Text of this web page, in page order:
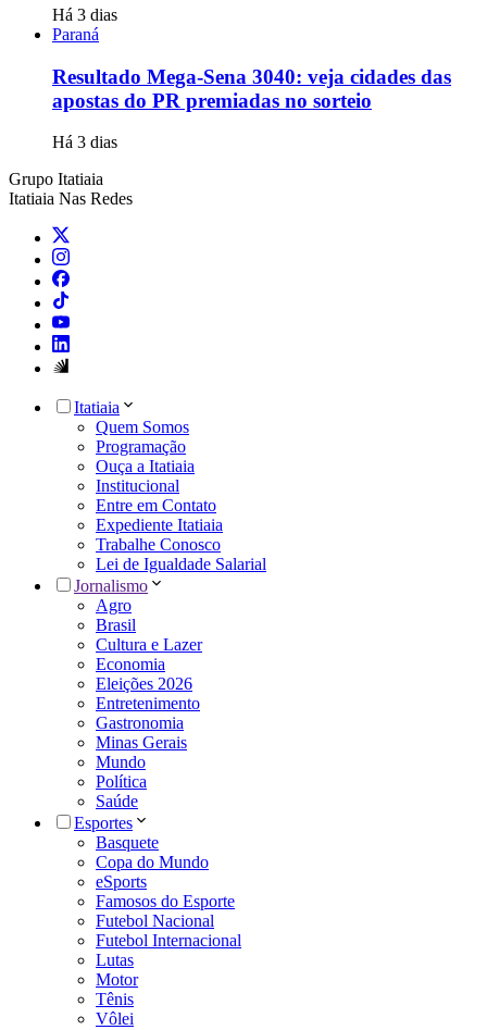
Há 3 dias
Paraná
Resultado Mega-Sena 3040: veja cidades das
apostas do PR premiadas no sorteio
Há 3 dias
Grupo Itatiaia
Itatiaia Nas Redes
Itatiaia
Quem Somos
Programação
Ouça a Itatiaia
Institucional
Entre em Contato
Expediente Itatiaia
Trabalhe Conosco
Lei de Igualdade Salarial
Jornalismo
Agro
Brasil
Cultura e Lazer
Economia
Eleições 2026
Entretenimento
Gastronomia
Minas Gerais
Mundo
Política
Saúde
Esportes
Basquete
Copa do Mundo
eSports
Famosos do Esporte
Futebol Nacional
Futebol Internacional
Lutas
Motor
Tênis
Vôlei